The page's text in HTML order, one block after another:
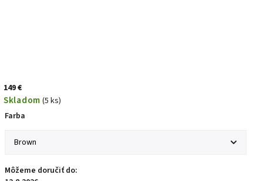
149 €
Skladom (5 ks)
Farba
Môžeme doručiť do: